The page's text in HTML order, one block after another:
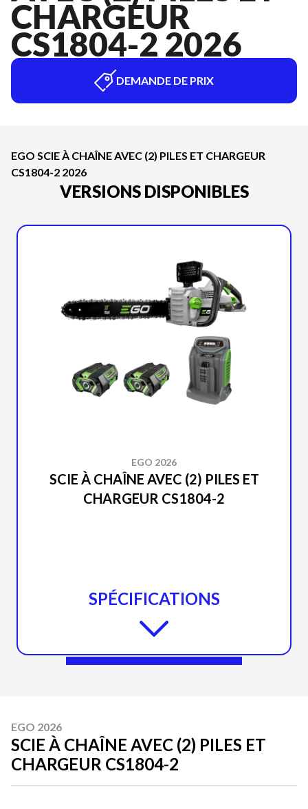
CHARGEUR
CS1804-2 2026
DEMANDE DE PRIX
EGO SCIE À CHAÎNE AVEC (2) PILES ET CHARGEUR
CS1804-2 2026
VERSIONS DISPONIBLES
EGO 2026
SCIE À CHAÎNE AVEC (2) PILES ET
CHARGEUR CS1804-2
SPÉCIFICATIONS
EGO 2026
SCIE À CHAÎNE AVEC (2) PILES ET
CHARGEUR CS1804-2